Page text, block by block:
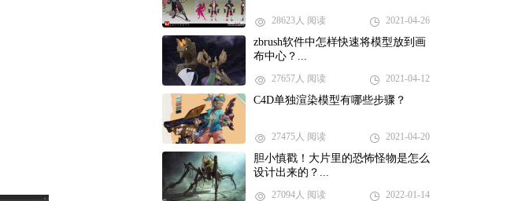
28623人 阅读 2021-04-26
zbrush软件中怎样快速将模型放到画
布中心？...
27657人 阅读 2021-04-12
C4D单独渲染模型有哪些步骤？
27475人 阅读 2021-04-20
胆小慎戳！大片里的恐怖怪物是怎么
设计出来的？...
27094人 阅读 2022-01-14